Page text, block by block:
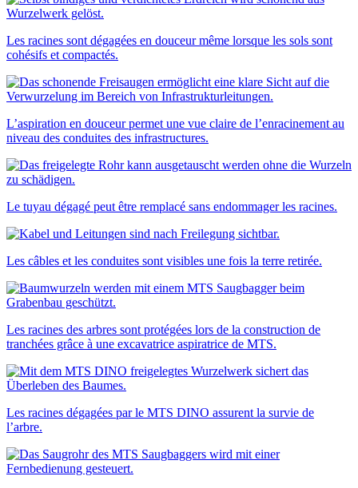
Les racines sont dégagées en douceur même lorsque les sols sont
cohésifs et compactés.
L’aspiration en douceur permet une vue claire de l’enracinement au
niveau des conduites des infrastructures.
Le tuyau dégagé peut être remplacé sans endommager les racines.
Les câbles et les conduites sont visibles une fois la terre retirée.
Les racines des arbres sont protégées lors de la construction de
tranchées grâce à une excavatrice aspiratrice de MTS.
Les racines dégagées par le MTS DINO assurent la survie de
l’arbre.